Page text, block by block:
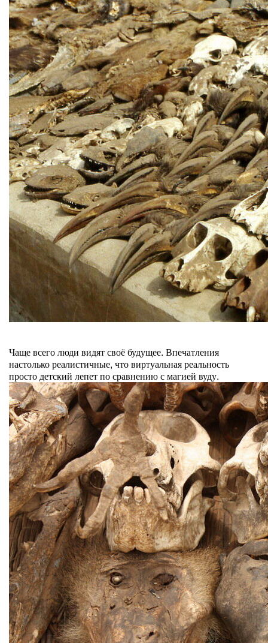
Чаще всего люди видят своё будущее. Впечатления
настолько реалистичные, что виртуальная реальность
просто детский лепет по сравнению с магией вуду.